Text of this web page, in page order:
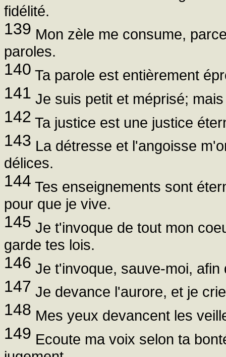
fidélité.
139 Mon zèle me consume,
paroles.
140 Ta parole est entièrement
141 Je suis petit et méprisé;
142 Ta justice est une justice
143 La détresse et l'angoisse
délices.
144 Tes enseignements sont
pour que je vive.
145 Je t'invoque de tout mon
garde tes lois.
146 Je t'invoque, sauve-moi,
147 Je devance l'aurore, et je
148 Mes yeux devancent les
149 Ecoute ma voix selon ta